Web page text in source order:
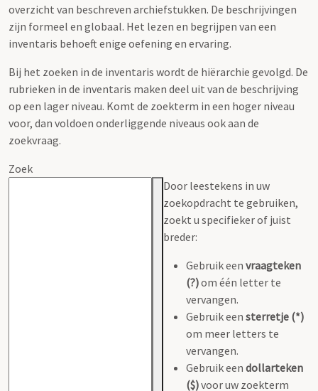
overzicht van beschreven archiefstukken. De beschrijvingen
zijn formeel en globaal. Het lezen en begrijpen van een
inventaris behoeft enige oefening en ervaring.
Bij het zoeken in de inventaris wordt de hiërarchie gevolgd. De
rubrieken in de inventaris maken deel uit van de beschrijving
op een lager niveau. Komt de zoekterm in een hoger niveau
voor, dan voldoen onderliggende niveaus ook aan de
zoekvraag.
Zoek
Door leestekens in uw
zoekopdracht te gebruiken,
zoekt u specifieker of juist
breder:
Gebruik een vraagteken
(?)om één letter te
vervangen.
Gebruik een sterretje (*)
om meer letters te
vervangen.
Gebruik een dollarteken
($)voor uw zoekterm